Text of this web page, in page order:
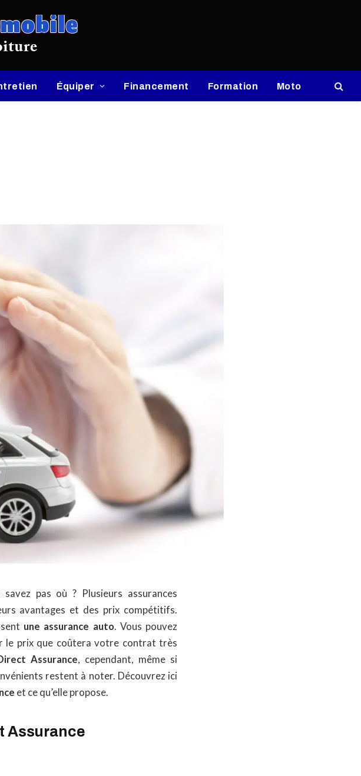
Équiper Financement Formation Moto
pas où ? Plusieurs assurances
avantages et des prix compétitifs.
une assurance auto. Vous pouvez
le prix que coûtera votre contrat très
Assurance, cependant, même si
restent à noter. Découvrez ici
et ce qu’elle propose.
Assurance